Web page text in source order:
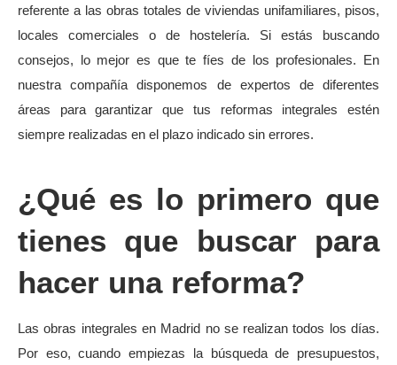
referente a las obras totales de viviendas unifamiliares, pisos,
locales comerciales o de hostelería. Si estás buscando
consejos, lo mejor es que te fíes de los profesionales. En
nuestra compañía disponemos de expertos de diferentes
áreas para garantizar que tus reformas integrales estén
siempre realizadas en el plazo indicado sin errores.
¿Qué es lo primero que
tienes que buscar para
hacer una reforma?
Las obras integrales en Madrid no se realizan todos los días.
Por eso, cuando empiezas la búsqueda de presupuestos,